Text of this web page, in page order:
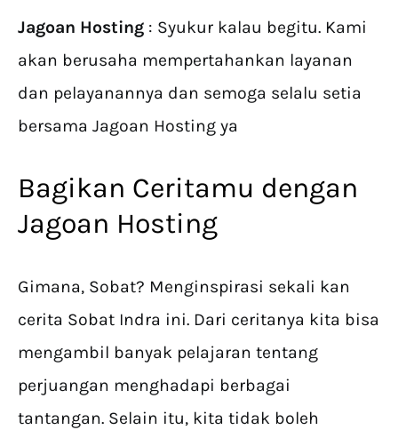
Jagoan Hosting : Syukur kalau begitu. Kami
akan berusaha mempertahankan layanan
dan pelayanannya dan semoga selalu setia
bersama Jagoan Hosting ya
Bagikan Ceritamu dengan
Jagoan Hosting
Gimana, Sobat? Menginspirasi sekali kan
cerita Sobat Indra ini. Dari ceritanya kita bisa
mengambil banyak pelajaran tentang
perjuangan menghadapi berbagai
tantangan. Selain itu, kita tidak boleh